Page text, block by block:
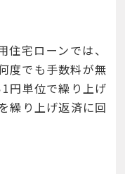
宅ローンでは、
度でも手数料が無
円単位で繰り上げ
繰り上げ返済に回